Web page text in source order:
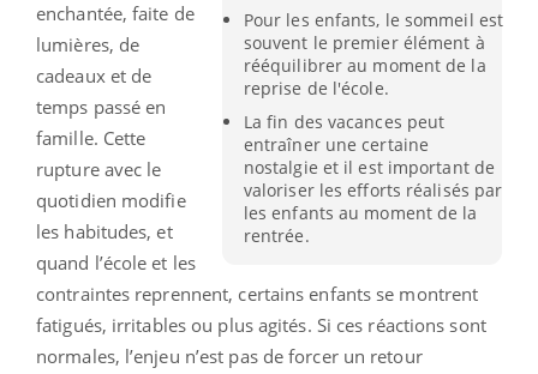
Pour les enfants, le sommeil est
souvent le premier élément à
rééquilibrer au moment de la
reprise de l'école.
La fin des vacances peut
entraîner une certaine
nostalgie et il est important de
valoriser les efforts réalisés par
les enfants au moment de la
rentrée.
enchantée, faite de
lumières, de
cadeaux et de
temps passé en
famille. Cette
rupture avec le
quotidien modifie
les habitudes, et
quand l’école et les
contraintes reprennent, certains enfants se montrent
fatigués, irritables ou plus agités. Si ces réactions sont
normales, l’enjeu n’est pas de forcer un retour